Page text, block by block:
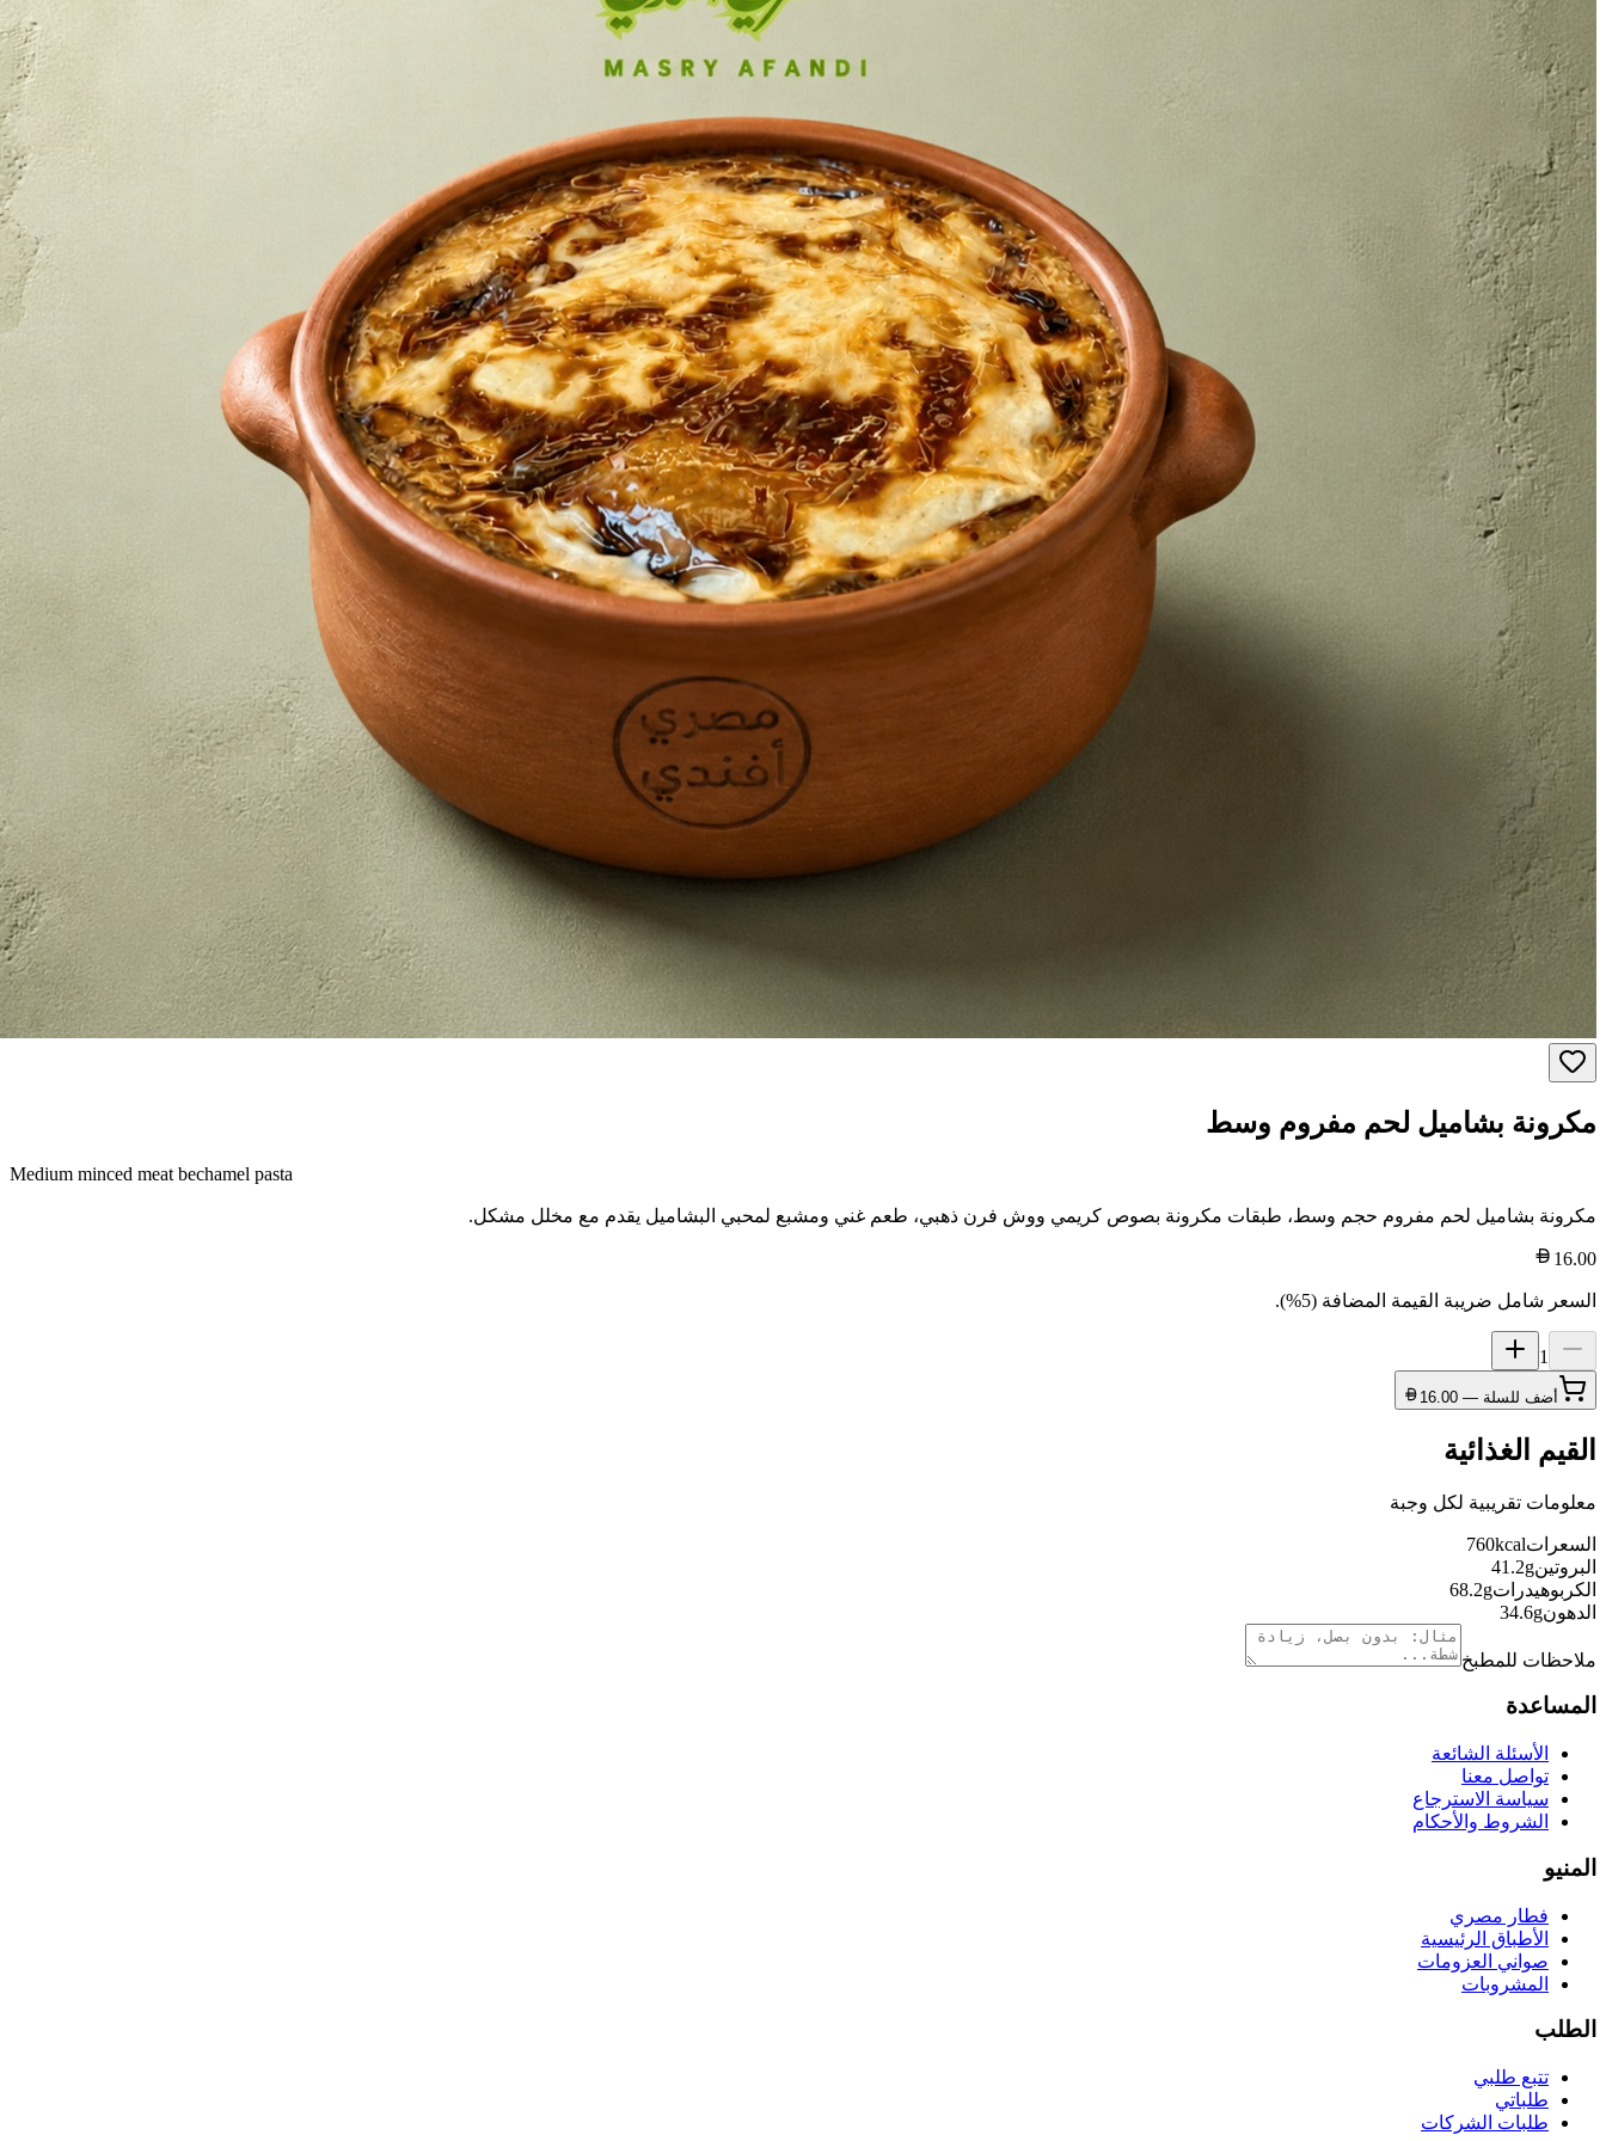
مكرونة بشاميل لحم مفروم وسط
Medium minced meat bechamel pasta
مكرونة بشاميل لحم مفروم حجم وسط، طبقات مكرونة بصوص كريمي ووش فرن ذهبي، طعم غني ومشبع لمحبي البشاميل يقدم مع مخلل مشكل.
16.00
السعر شامل ضريبة القيمة المضافة (5%).
1
أضف للسلة — 16.00
القيم الغذائية
معلومات تقريبية لكل وجبة
السعرات 760kcal
البروتين 41.2g
الكربوهيدرات 68.2g
الدهون 34.6g
ملاحظات للمطبخ
المساعدة
الأسئلة الشائعة
تواصل معنا
سياسة الاسترجاع
الشروط والأحكام
المنيو
فطار مصري
الأطباق الرئيسية
صواني العزومات
المشروبات
الطلب
تتبع طلبي
طلباتي
طلبات الشركات